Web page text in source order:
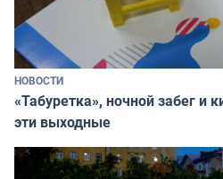
НОВОСТИ
«Табуретка», ночной забег и
эти выходные